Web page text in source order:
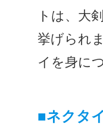
トは、大
挙げられ
イを身に
■ネクタ